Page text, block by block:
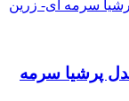
پرشیا سرمه